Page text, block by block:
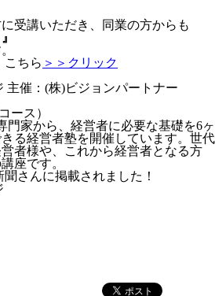
受講いただき、同業の方からも
こちら ＞＞クリック
主催：(株)ビジョンパートナー
ース）
門家から、経営者に必要な基礎を6ヶ
る経営者塾を開催しています。世代
者様や、これから経営者となる方
座です。
聞さんに掲載されました！